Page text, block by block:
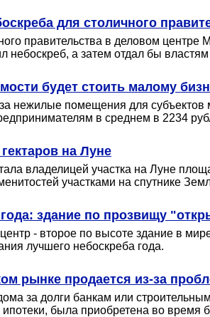
для столичного
правительства в деловом
небоскреб, а затем отдал бы
будет стоить малому
нежилые помещения для
в среднем в 2234
на Луне
владелицей участка на Луне
участками на спутнике
здание по прозвищу
- второе по высоте здание в
лучшего небоскреба года.
рынке продается из-за
за долги банкам или
ипотеки, была приобретена во